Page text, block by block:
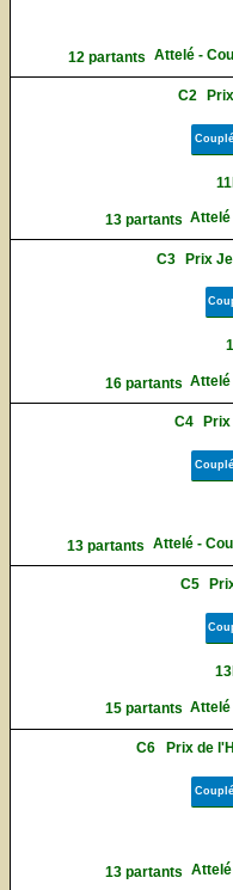
12 partants Attelé -
C2
Couplé
13 partants Attelé
C3 Prix
16 partants Attelé
C4
Couplé
13 partants Attelé -
C5
15 partants Attelé
C6 Prix de
Couplé
13 partants Attelé